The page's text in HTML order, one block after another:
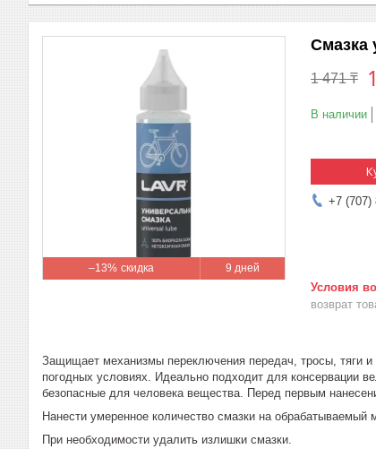
–13% 9 дней
Смазка
1 471 ₸
В наличии
+7 (707)
возврат
Защищает механизмы переключения передач, тросы, тяги
погодных условиях. Идеально подходит для консервации
безопасные для человека вещества. Перед первым
Нанести умеренное количество смазки на обрабатываемый
При необходимости удалить излишки смазки.